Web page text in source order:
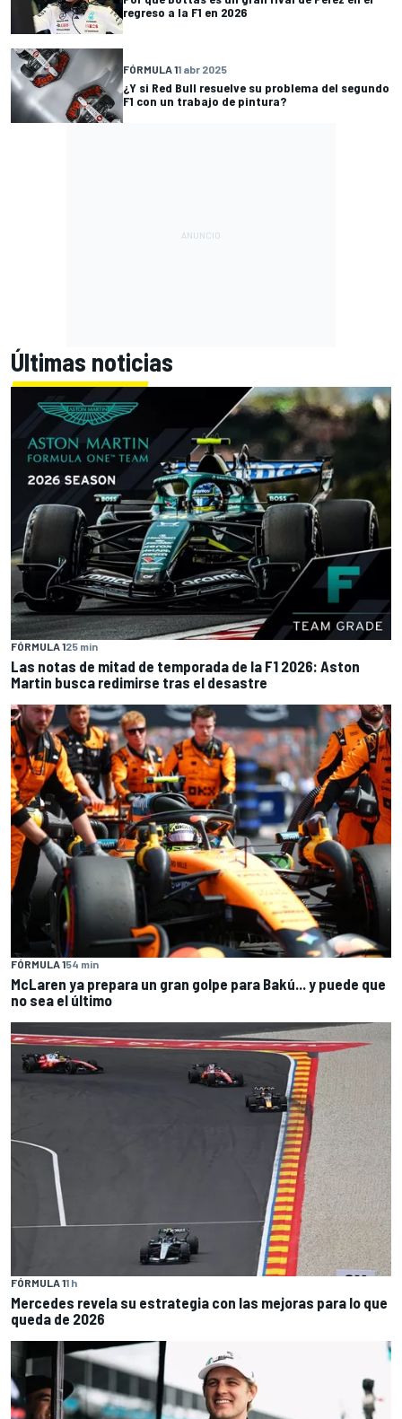
regreso a la F1 en 2026
FÓRMULA 11 abr 2025
¿Y si Red Bull resuelve su problema del segundo
F1 con un trabajo de pintura?
Últimas noticias
FÓRMULA 125 min
Las notas de mitad de temporada de la F1 2026: Aston
Martin busca redimirse tras el desastre
FÓRMULA 154 min
McLaren ya prepara un gran golpe para Bakú... y puede que
no sea el último
FÓRMULA 11 h
Mercedes revela su estrategia con las mejoras para lo que
queda de 2026